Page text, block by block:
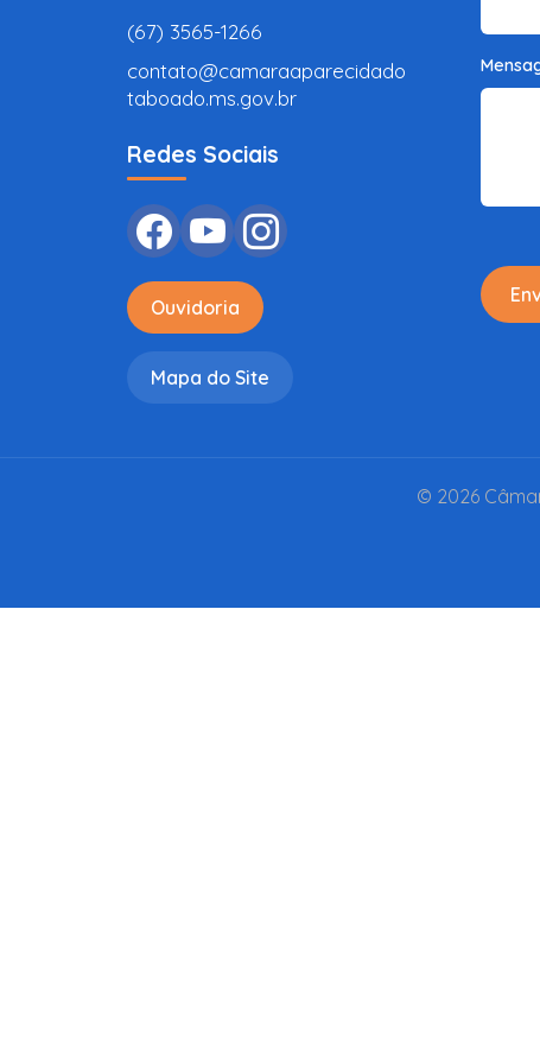
(67) 3565-1266
contato@camaraaparecidado
taboado.ms.gov.br
Redes Sociais
Ouvidoria
Mapa do Site
© 2026